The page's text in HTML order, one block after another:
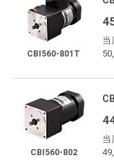
CBI560-801T
当
CBI560-802
当